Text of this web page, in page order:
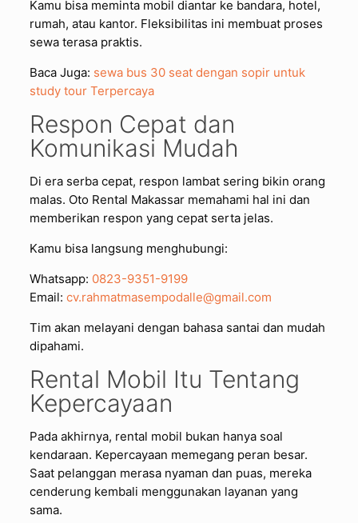
Kamu bisa meminta mobil diantar ke bandara, hotel,
rumah, atau kantor. Fleksibilitas ini membuat proses
sewa terasa praktis.
Baca Juga: sewa bus 30 seat dengan sopir untuk
study tour Terpercaya
Respon Cepat dan
Komunikasi Mudah
Di era serba cepat, respon lambat sering bikin orang
malas. Oto Rental Makassar memahami hal ini dan
memberikan respon yang cepat serta jelas.
Kamu bisa langsung menghubungi:
Whatsapp: 0823-9351-9199
Email: cv.rahmatmasempodalle@gmail.com
Tim akan melayani dengan bahasa santai dan mudah
dipahami.
Rental Mobil Itu Tentang
Kepercayaan
Pada akhirnya, rental mobil bukan hanya soal
kendaraan. Kepercayaan memegang peran besar.
Saat pelanggan merasa nyaman dan puas, mereka
cenderung kembali menggunakan layanan yang
sama.